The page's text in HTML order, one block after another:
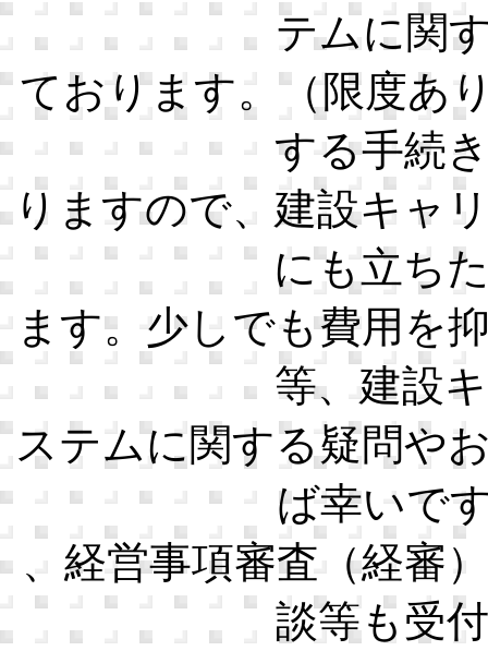
テムに関
ております。（限度あ
する手続
りますので、建設キャ
にも立ち
ます。少しでも費用を
等、建設
ステムに関する疑問や
ば幸いで
、経営事項審査（経審
談等も受